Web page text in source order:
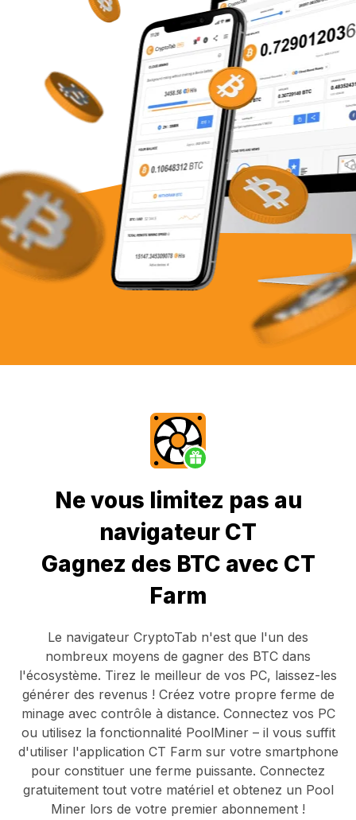
Ne vous limitez pas au
navigateur CT
Gagnez des BTC avec CT
Farm
Le navigateur CryptoTab n'est que l'un des
nombreux moyens de gagner des BTC dans
l'écosystème. Tirez le meilleur de vos PC, laissez-les
générer des revenus ! Créez votre propre ferme de
minage avec contrôle à distance. Connectez vos PC
ou utilisez la fonctionnalité PoolMiner– il vous suffit
d'utiliser l'application CT Farm sur votre smartphone
pour constituer une ferme puissante. Connectez
gratuitement tout votre matériel et obtenez un Pool
Miner lors de votre premier abonnement !